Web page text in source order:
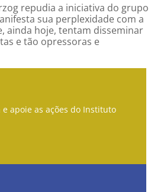
repudia a iniciativa do grupo
sua perplexidade com a
ainda hoje, tentam disseminar
e tão opressoras e
apoie as ações do Instituto